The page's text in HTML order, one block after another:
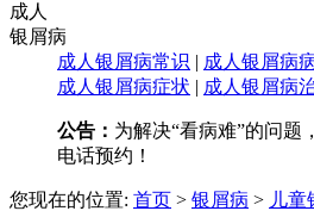
成人
银屑病
成人银屑病常识 | 成人银屑病
成人银屑病症状 | 成人银屑病
公告： 为解决“看病难”的问题
电话预约！
您现在的位置: 首页 > 银屑病 > 儿童